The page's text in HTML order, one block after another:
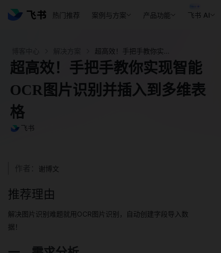
热门推荐 案例与方案 产品功能 飞书 AI
超高效！手把手教你实现智能
OCR图片识别并插入到多维表
格
飞书
作者： 谢博文
推荐理由
解决图片识别难题就用OCR图片识别，自动创建字段导入数
据！